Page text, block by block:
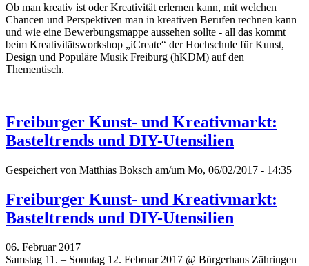
Ob man kreativ ist oder Kreativität erlernen kann, mit welchen
Chancen und Perspektiven man in kreativen Berufen rechnen kann
und wie eine Bewerbungsmappe aussehen sollte - all das kommt
beim Kreativitätsworkshop „iCreate“ der Hochschule für Kunst,
Design und Populäre Musik Freiburg (hKDM) auf den
Thementisch.
Freiburger Kunst- und Kreativmarkt:
Basteltrends und DIY-Utensilien
Gespeichert von Matthias Boksch am/um Mo, 06/02/2017 - 14:35
Freiburger Kunst- und Kreativmarkt:
Basteltrends und DIY-Utensilien
06. Februar 2017
Samstag 11. – Sonntag 12. Februar 2017 @ Bürgerhaus Zähringen